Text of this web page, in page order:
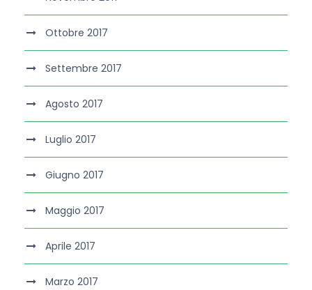
Ottobre 2017
Settembre 2017
Agosto 2017
Luglio 2017
Giugno 2017
Maggio 2017
Aprile 2017
Marzo 2017